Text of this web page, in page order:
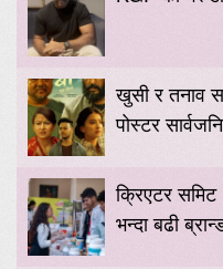
खुसी र तनाव
पोस्टर
क्रिएटर
भन्दा बढी